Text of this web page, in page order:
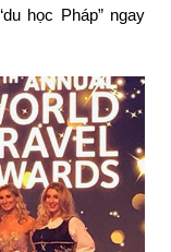
học Pháp” ngay